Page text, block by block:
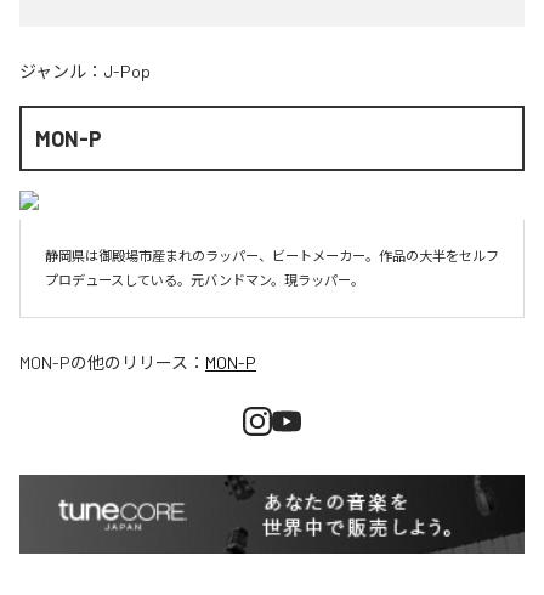
ジャンル： J-Pop
MON-P
静岡県は御殿場市産まれのラッパー、ビートメーカー。作品の大半をセルフ
プロデュースしている。元バンドマン。現ラッパー。
MON-Pの他のリリース： MON-P